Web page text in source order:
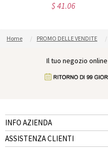
$ 41.06
Home PROMO DELLE VENDITE
Il tuo negozio
INFO AZIENDA
ASSISTENZA CLIENTI